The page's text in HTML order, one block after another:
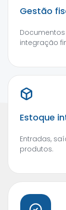
Gestão
integração
Estoque
Entradas,
produtos.